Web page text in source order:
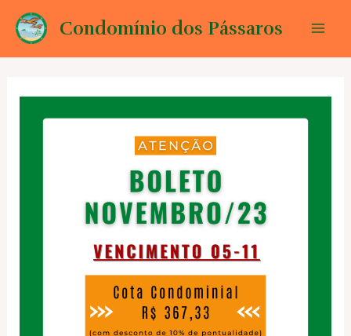
para
Condomínio dos Pássaros